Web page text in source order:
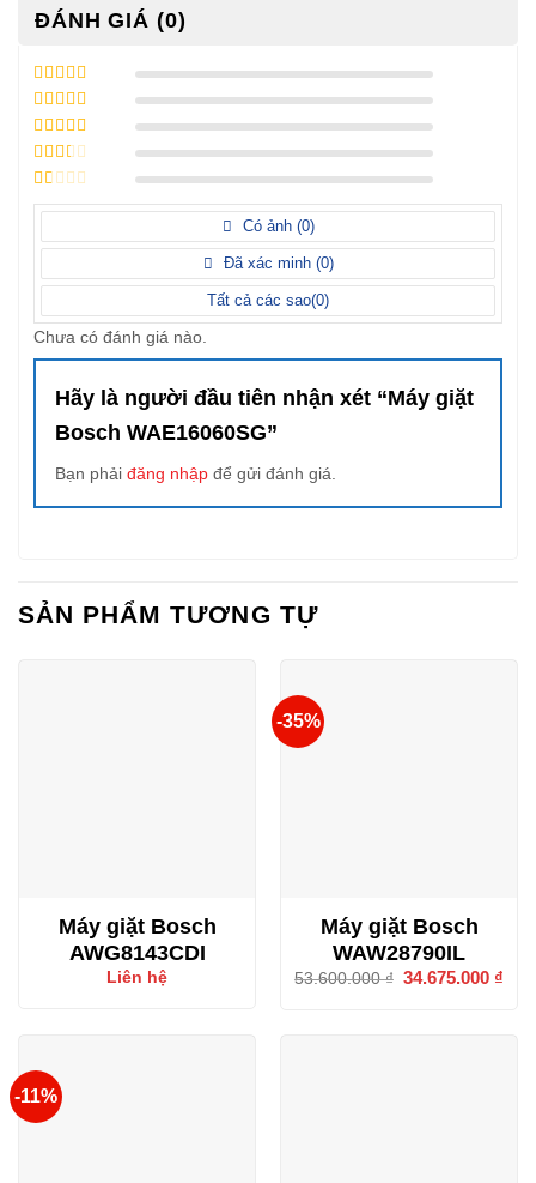
ĐÁNH GIÁ (0)
5 / 5 điểm
4 / 5 điểm
3 / 5
2 / 5
1/
Có ảnh (0)
Đã xác minh (0)
Tất cả các sao(0)
Chưa có đánh giá nào.
Hãy là người đầu tiên nhận xét “Máy giặt
Bosch WAE16060SG”
Bạn phải đăng nhập để gửi đánh giá.
SẢN PHẨM TƯƠNG TỰ
Máy giặt Bosch
AWG8143CDI
Liên hệ
-35%
Máy giặt Bosch
WAW28790IL
53.600.000₫ Giá
34.675.000 ₫
-11%